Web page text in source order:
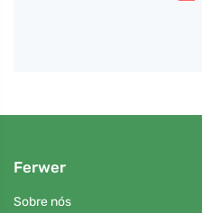
Ferwer
Sobre nós